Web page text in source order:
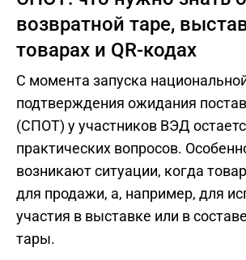
возвратной таре,
товарах и QR-кодах
С момента запуска
подтверждения ожидания
(СПОТ) у участников ВЭД
практических вопросов.
возникают ситуации, когда
для продажи, а, например, для
участия в выставке или в
тары.